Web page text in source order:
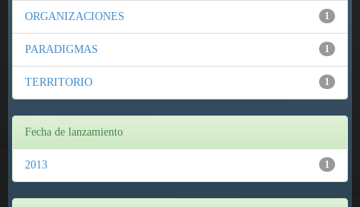
1
ORGANIZACIONES
1
PARADIGMAS
1
TERRITORIO
Fecha de lanzamiento
1
2013